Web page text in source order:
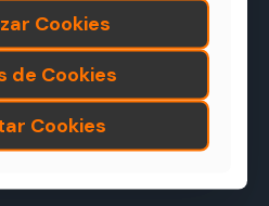
Cookies
de Cookies
Cookies